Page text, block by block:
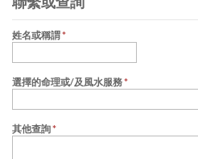
姓名或稱謂*
選擇的命理或/及風水服務*
其他查詢*